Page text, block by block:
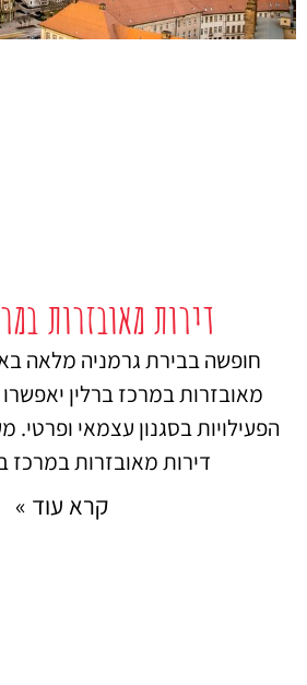
דירות מאובזרות
חופשה בבירת גרמניה מלאה
מאובזרות במרכז ברלין
הפעילויות בסגנון עצמאי
דירות מאובזרות במרכז
קרא עוד »